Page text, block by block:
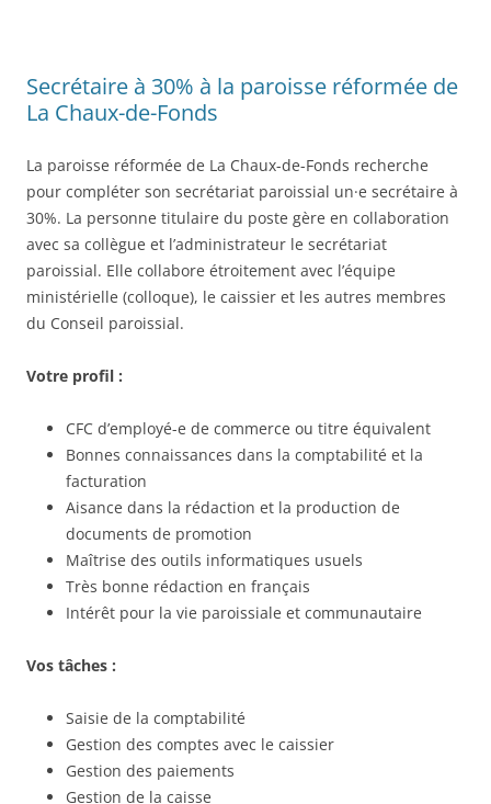
Secrétaire à 30% à la paroisse réformée de
La Chaux-de-Fonds
La paroisse réformée de La Chaux-de-Fonds recherche
pour compléter son secrétariat paroissial un·e secrétaire à
30%. La personne titulaire du poste gère en collaboration
avec sa collègue et l’administrateur le secrétariat
paroissial. Elle collabore étroitement avec l’équipe
ministérielle (colloque), le caissier et les autres membres
du Conseil paroissial.
Votre profil :
CFC d’employé-e de commerce ou titre équivalent
Bonnes connaissances dans la comptabilité et la
facturation
Aisance dans la rédaction et la production de
documents de promotion
Maîtrise des outils informatiques usuels
Très bonne rédaction en français
Intérêt pour la vie paroissiale et communautaire
Vos tâches :
Saisie de la comptabilité
Gestion des comptes avec le caissier
Gestion des paiements
Gestion de la caisse